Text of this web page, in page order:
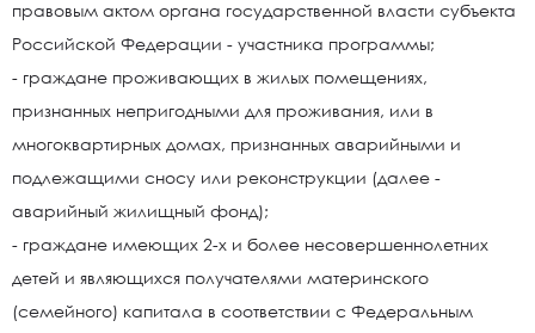
правовым актом органа государственной власти субъекта
Российской Федерации - участника программы;
- граждане проживающих в жилых помещениях,
признанных непригодными для проживания, или в
многоквартирных домах, признанных аварийными и
подлежащими сносу или реконструкции (далее -
аварийный жилищный фонд);
- граждане имеющих 2-х и более несовершеннолетних
детей и являющихся получателями материнского
(семейного) капитала в соответствии с Федеральным